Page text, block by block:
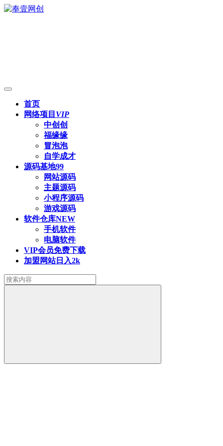
首页
网络项目 VIP
中创创
福缘缘
冒泡泡
自学成才
源码基地99
网站源码
主题源码
小程序源码
游戏源码
软件仓库NEW
手机软件
电脑软件
VIP会员免费下载
加盟网站日入2k